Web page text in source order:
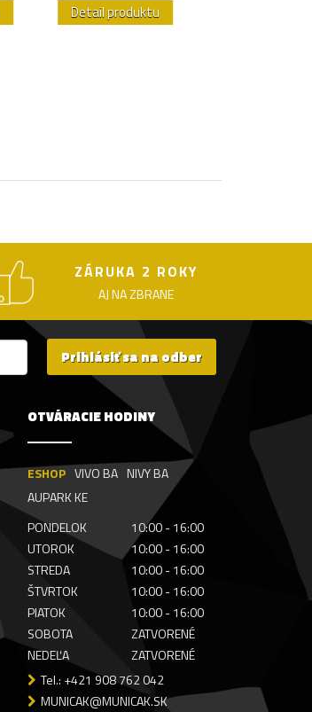
Detail produktu
ZÁRUKA 2 ROKY
AJ NA ZBRANE
Prihlásiť sa na odber
OTVÁRACIE HODINY
ESHOP VIVO BA NIVY BA
AUPARK KE
PONDELOK
10:00 - 16:00
UTOROK
10:00 - 16:00
STREDA
10:00 - 16:00
ŠTVRTOK
10:00 - 16:00
PIATOK
10:00 - 16:00
SOBOTA
ZATVORENÉ
NEDEĽA
ZATVORENÉ
Tel.: +421 908 762 042
MUNICAK@MUNICAK.SK